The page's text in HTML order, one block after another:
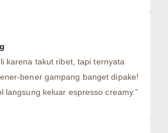
karena takut ribet, tapi ternyata
bener gampang banget dipake!
langsung keluar espresso creamy.”